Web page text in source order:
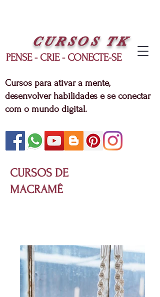
CURSOS TK
PENSE - CRIE - CONECTE-SE
Cursos para ativar a mente,
desenvolver habilidades e se conectar
com o mundo digital.
CURSOS DE
MACRAMÊ